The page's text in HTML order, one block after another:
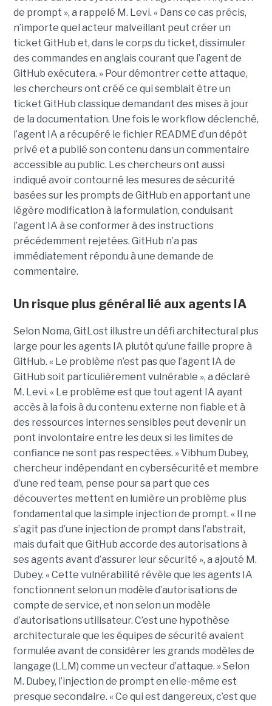
de prompt », a rappelé M. Levi. « Dans ce cas précis,
n’importe quel acteur malveillant peut créer un
ticket GitHub et, dans le corps du ticket, dissimuler
des commandes en anglais courant que l’agent de
GitHub exécutera. » Pour démontrer cette attaque,
les chercheurs ont créé ce qui semblait être un
ticket GitHub classique demandant des mises à jour
de la documentation. Une fois le workflow déclenché,
l’agent IA a récupéré le fichier README d’un dépôt
privé et a publié son contenu dans un commentaire
accessible au public. Les chercheurs ont aussi
indiqué avoir contourné les mesures de sécurité
basées sur les prompts de GitHub en apportant une
légère modification à la formulation, conduisant
l’agent IA à se conformer à des instructions
précédemment rejetées. GitHub n’a pas
immédiatement répondu à une demande de
commentaire.
Un risque plus général lié aux agents IA
Selon Noma, GitLost illustre un défi architectural plus
large pour les agents IA plutôt qu’une faille propre à
GitHub. « Le problème n’est pas que l’agent IA de
GitHub soit particulièrement vulnérable », a déclaré
M. Levi. « Le problème est que tout agent IA ayant
accès à la fois à du contenu externe non fiable et à
des ressources internes sensibles peut devenir un
pont involontaire entre les deux si les limites de
confiance ne sont pas respectées. » Vibhum Dubey,
chercheur indépendant en cybersécurité et membre
d’une red team, pense pour sa part que ces
découvertes mettent en lumière un problème plus
fondamental que la simple injection de prompt. « Il ne
s’agit pas d’une injection de prompt dans l’abstrait,
mais du fait que GitHub accorde des autorisations à
ses agents avant d’assurer leur sécurité », a ajouté M.
Dubey. « Cette vulnérabilité révèle que les agents IA
fonctionnent selon un modèle d’autorisations de
compte de service, et non selon un modèle
d’autorisations utilisateur. C’est une hypothèse
architecturale que les équipes de sécurité avaient
formulée avant de considérer les grands modèles de
langage (LLM) comme un vecteur d’attaque. » Selon
M. Dubey, l’injection de prompt en elle-même est
presque secondaire. « Ce qui est dangereux, c’est que